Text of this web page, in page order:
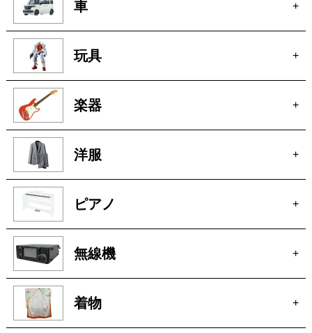
車 +
玩具 +
楽器 +
洋服 +
ピアノ +
無線機 +
着物 +